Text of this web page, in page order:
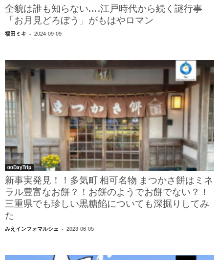
全貌は誰も知らない….江戸時代から続く謎行事
「お月見どろぼう」がもはやロマン
福田ミキ - 2024-09-09
00DayTrip
新事実発見！！多気町 相可名物 まつかさ餅はミネ
ラル豊富なお餅？！お餅のようでお餅でない？！
三重県でも珍しい黒糖餡についても深掘りしてみ
た
みえインフォマルシェ - 2023-06-05